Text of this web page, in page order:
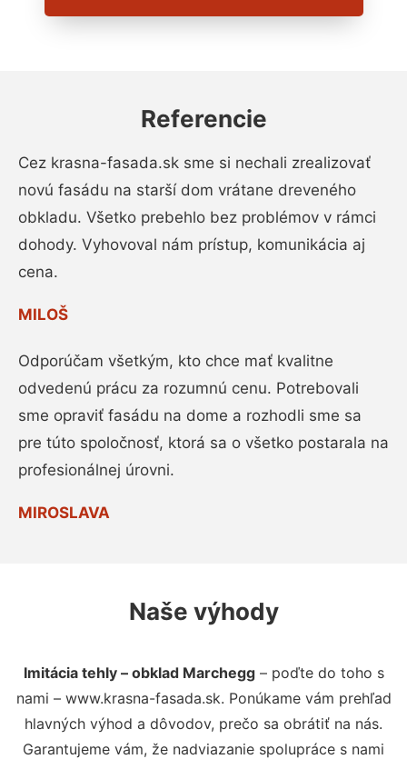
Referencie
Cez krasna-fasada.sk sme si nechali zrealizovať
novú fasádu na starší dom vrátane dreveného
obkladu. Všetko prebehlo bez problémov v rámci
dohody. Vyhovoval nám prístup, komunikácia aj
cena.
MILOŠ
Odporúčam všetkým, kto chce mať kvalitne
odvedenú prácu za rozumnú cenu. Potrebovali
sme opraviť fasádu na dome a rozhodli sme sa
pre túto spoločnosť, ktorá sa o všetko postarala na
profesionálnej úrovni.
MIROSLAVA
Naše výhody
Imitácia tehly – obklad Marchegg– poďte do toho s
nami – www.krasna-fasada.sk. Ponúkame vám prehľad
hlavných výhod a dôvodov, prečo sa obrátiť na nás.
Garantujeme vám, že nadviazanie spolupráce s nami